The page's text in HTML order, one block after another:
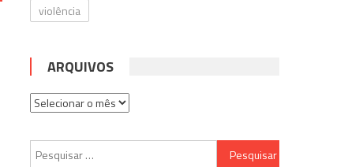
violência
ARQUIVOS
Arquivos
Pesquisar